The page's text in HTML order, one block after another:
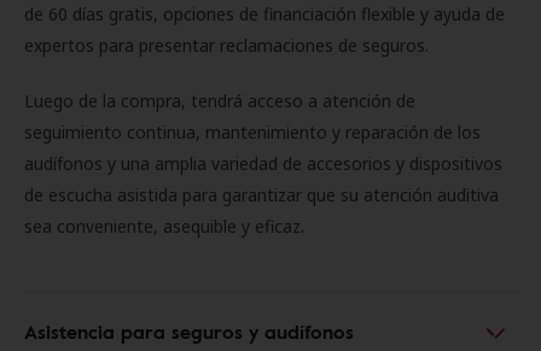
de 60 días gratis, opciones de financiación flexible y ayuda de
expertos para presentar reclamaciones de seguros.
Luego de la compra, tendrá acceso a atención de
seguimiento continua, mantenimiento y reparación de los
audífonos y una amplia variedad de accesorios y dispositivos
de escucha asistida para garantizar que su atención auditiva
sea conveniente, asequible y eficaz.
Asistencia para seguros y audífonos